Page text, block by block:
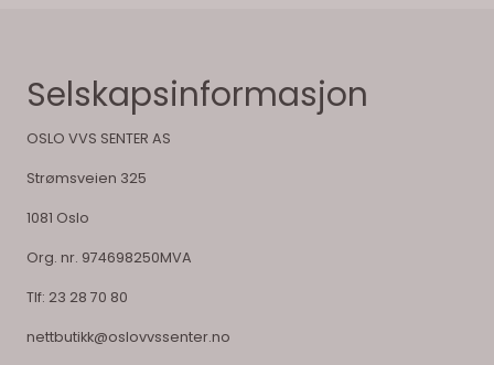
Selskapsinformasjon
OSLO VVS SENTER AS
Strømsveien 325
1081 Oslo
Org. nr. 974698250MVA
Tlf: 23 28 70 80
nettbutikk@oslovvssenter.no